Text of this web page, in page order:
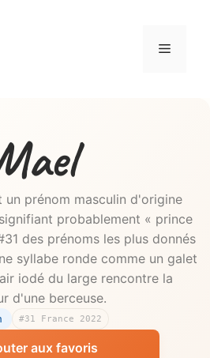
Menu
un prénom masculin d'origine
probablement « prince
des prénoms les plus donnés
syllabe ronde comme un galet
iodé du large rencontre la
d'une berceuse.
#31 France 2022
aux favoris